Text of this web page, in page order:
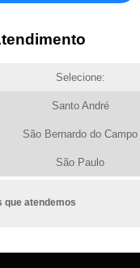
Selecione:
Santo André
São Bernardo do Campo
São Paulo
que atendemos